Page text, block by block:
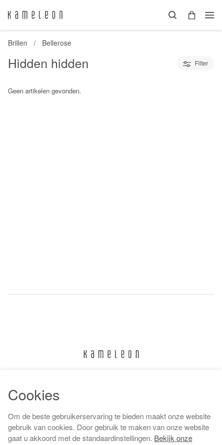
Brillen Bellerose
Hidden hidden Filter
Geen artikelen gevonden.
Algemene voorwaarden
Cookies
Om de beste gebruikerservaring te bieden maakt onze website
gebruik van cookies. Door gebruik te maken van onze website
gaat u akkoord met de standaardinstellingen. Bekijk onze